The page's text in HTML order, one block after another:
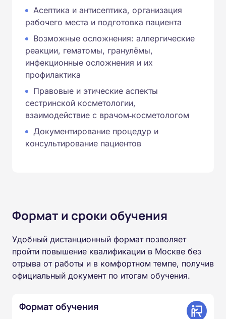
Асептика и антисептика, организация
рабочего места и подготовка пациента
Возможные осложнения: аллергические
реакции, гематомы, гранулёмы,
инфекционные осложнения и их
профилактика
Правовые и этические аспекты
сестринской косметологии,
взаимодействие с врачом‑косметологом
Документирование процедур и
консультирование пациентов
Формат и сроки обучения
Удобный дистанционный формат позволяет
пройти повышение квалификации в Москве без
отрыва от работы и в комфортном темпе, получив
официальный документ по итогам обучения.
Формат обучения